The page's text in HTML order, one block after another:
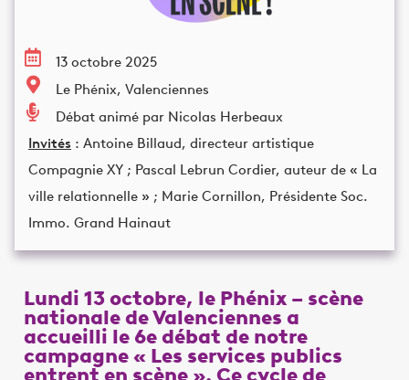
13 octobre 2025
Le Phénix, Valenciennes
Débat animé par Nicolas Herbeaux
Invités : Antoine Billaud, directeur artistique
Compagnie XY ; Pascal Lebrun Cordier, auteur de « La
ville relationnelle » ; Marie Cornillon, Présidente Soc.
Immo. Grand Hainaut
Lundi 13 octobre, le Phénix – scène
nationale de Valenciennes a
accueilli le 6e débat de notre
campagne « Les services publics
entrent en scène ». Ce cycle de